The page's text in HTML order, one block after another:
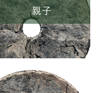
親子